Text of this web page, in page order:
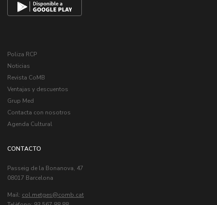
Poliza RCP
Noticias
Revista CoMB
Ventajas y descuentos
Grup Med
Contacta con nosotros
Agenda Cultural
CONTACTO
Passeig de la Bonanova, 47
08017 Barcelona
Mail: col.metges